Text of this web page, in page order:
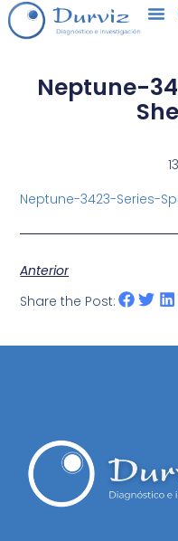
Neptune-
Neptune-3423-Series-
Anterior
Share the Post: